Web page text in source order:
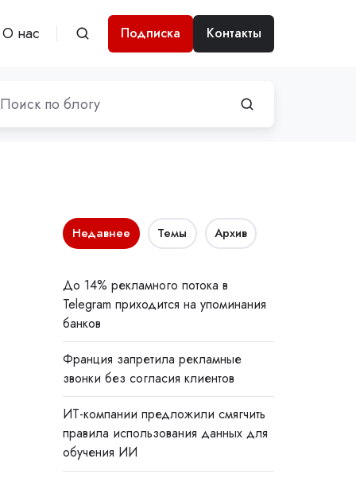
О нас Подписка Контакты
Недавнее Темы Архив
До 14% рекламного потока в
Telegram приходится на упоминания
банков
Франция запретила рекламные
звонки без согласия клиентов
ИТ-компании предложили смягчить
правила использования данных для
обучения ИИ